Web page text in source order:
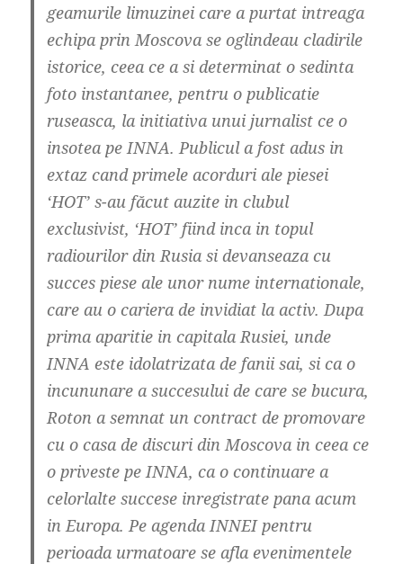
geamurile limuzinei care a purtat intreaga
echipa prin Moscova se oglindeau cladirile
istorice, ceea ce a si determinat o sedinta
foto instantanee, pentru o publicatie
ruseasca, la initiativa unui jurnalist ce o
insotea pe INNA. Publicul a fost adus in
extaz cand primele acorduri ale piesei
‘HOT’ s-au făcut auzite in clubul
exclusivist, ‘HOT’ fiind inca in topul
radiourilor din Rusia si devanseaza cu
succes piese ale unor nume internationale,
care au o cariera de invidiat la activ. Dupa
prima aparitie in capitala Rusiei, unde
INNA este idolatrizata de fanii sai, si ca o
incununare a succesului de care se bucura,
Roton a semnat un contract de promovare
cu o casa de discuri din Moscova in ceea ce
o priveste pe INNA, ca o continuare a
celorlalte succese inregistrate pana acum
in Europa. Pe agenda INNEI pentru
perioada urmatoare se afla evenimentele